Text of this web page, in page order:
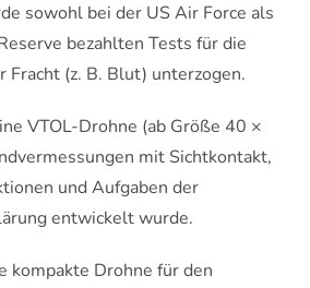
sowohl bei der US Air Force als
bezahlten Tests für die
Fracht (z. B. Blut) unterzogen.
VTOL-Drohne (ab Größe 40 ×
mit Sichtkontakt,
und Aufgaben der
entwickelt wurde.
kompakte Drohne für den